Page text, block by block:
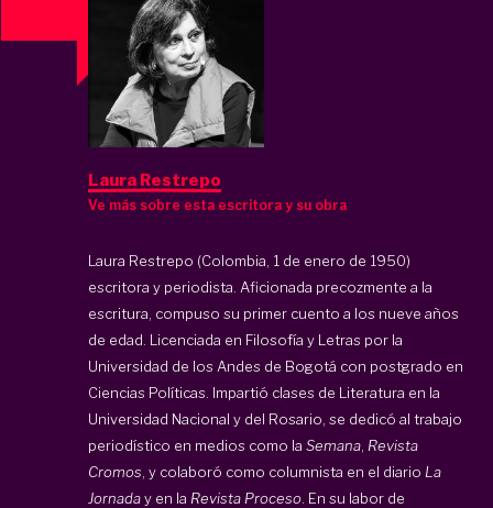
Laura Restrepo
Ve más sobre esta escritora y su obra
Laura Restrepo (Colombia, 1 de enero de 1950)
escritora y periodista. Aficionada precozmente a la
escritura, compuso su primer cuento a los nueve años
de edad. Licenciada en Filosofía y Letras por la
Universidad de los Andes de Bogotá con postgrado en
Ciencias Políticas. Impartió clases de Literatura en la
Universidad Nacional y del Rosario, se dedicó al trabajo
periodístico en medios como la Semana Revista
Cromos , y colaboró como columnista en el diario La
Jornaday en la Revista Proceso . En su labor de